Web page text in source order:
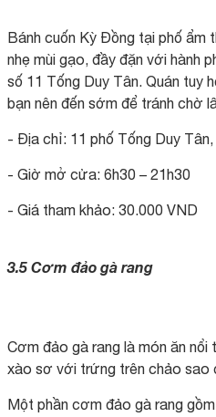
Bánh cuốn Kỳ Đồng tại phố
nhẹ mùi gạo, đầy đặn với hành
số 11 Tống Duy Tân. Quán tuy
bạn nên đến sớm để tránh chờ
- Địa chỉ: 11 phố Tống Duy Tân,
- Giờ mở cửa: 6h30 – 21h30
- Giá tham khảo: 30.000 VND
3.5 Cơm đảo gà rang
Cơm đảo gà rang là món ăn
xào sơ với trứng trên chảo sao
Một phần cơm đảo gà rang